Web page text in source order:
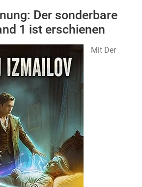
Der sonderbare
1 ist erschienen
Mit Der